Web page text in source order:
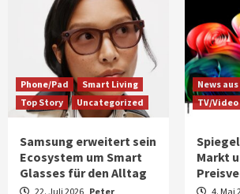
Phone/Pad
Smart Living
Top Story
Uncategorized
Samsung erweitert sein
Ecosystem um Smart
Glasses für den Alltag
22. Juli 2026 Peter
News
TV/Video
Markt
4. Mai